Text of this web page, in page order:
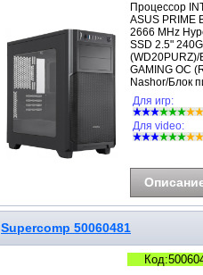
Процессор
ASUS PRIME
2666 MHz
SSD 2.5"
(WD20PURZ)/
GAMING OC
Nashor/Блок
Для игр:
Для video:
Supercomp 50060481